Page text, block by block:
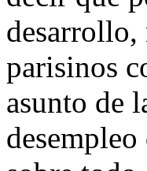
desarrollo,
parisinos
asunto de